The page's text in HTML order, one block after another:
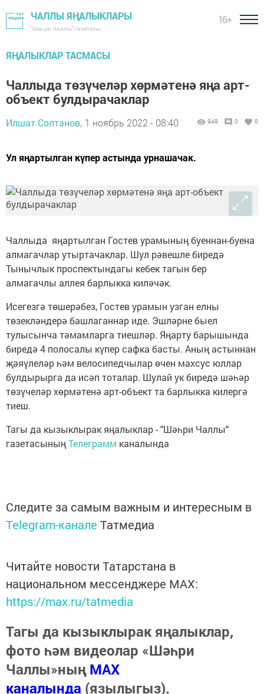
ЧАЛЛЫ ЯҢАЛЫКЛАРЫ
"Шәһри Чаллы" газетасы
16+
ЯҢАЛЫКЛАР ТАСМАСЫ
Чаллыда төзүчеләр хөрмәтенә яңа арт-
объект булдырачаклар
Илшат Солтанов, 1 ноябрь 2022 - 08:40 949 0 0
Ул яңартылган күпер астында урнашачак.
Чаллыда яңартылган Гостев урамының буеннан-буена
алмагачлар утыртачаклар. Шул рәвешле биредә
Тынычлык проспектындагы кебек тагын бер
алмагачлы аллея барлыкка киләчәк.
Исегезгә төшерәбез, Гостев урамын узган елны
төзекләндерә башлаганнар иде. Эшләрне быел
тулысынча тәмамларга тиешләр. Яңарту барышында
биредә 4 полосалы күпер сафка басты. Аның астыннан
җәяүлеләр һәм велосипедчылар өчен махсус юллар
булдырырга да исәп тоталар. Шулай ук биредә шәһәр
төзүчеләр хөрмәтенә арт-объект та барлыкка килергә
тиеш.
Тагы да кызыклырак яңалыклар - "Шәһри Чаллы"
газетасының Телеграмм каналында
Следите за самым важным и интересным в
Telegram-канале Татмедиа
Читайте новости Татарстана в
национальном мессенджере MАХ:
https://max.ru/tatmedia
Тагы да кызыклырак яңалыклар,
фото һәм видеолар «Шәһри
Чаллы»ныңMAX
каналында (язылыгыз).